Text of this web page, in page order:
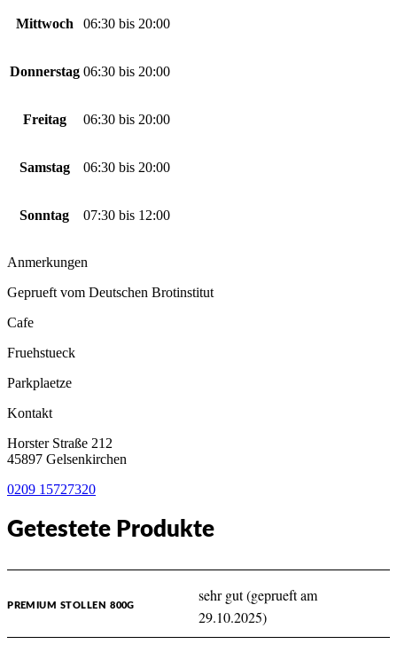
Mittwoch 06:30 bis 20:00
Donnerstag 06:30 bis 20:00
Freitag 06:30 bis 20:00
Samstag 06:30 bis 20:00
Sonntag 07:30 bis 12:00
Anmerkungen
Geprueft vom Deutschen Brotinstitut
Cafe
Fruehstueck
Parkplaetze
Kontakt
Horster Straße 212
45897 Gelsenkirchen
0209 15727320
Getestete Produkte
PREMIUM STOLLEN 800G
sehr gut (geprueft am
29.10.2025)